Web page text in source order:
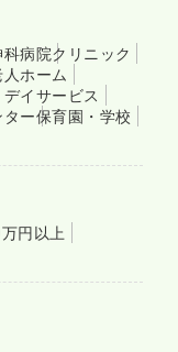
科病院クリニック
ホーム
イサービス
ー保育園・学校
円以上